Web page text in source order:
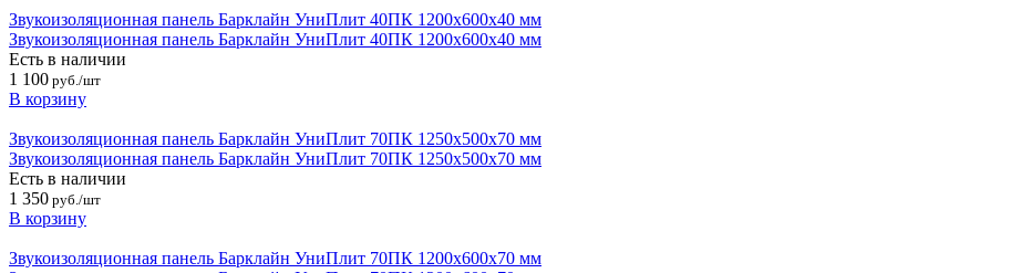
Звукоизоляционная панель Барклайн УниПлит 40ПК 1200х600х40 мм
Звукоизоляционная панель Барклайн УниПлит 40ПК 1200х600х40 мм
Есть в наличии
1 100 руб./шт
В корзину
Звукоизоляционная панель Барклайн УниПлит 70ПК 1250х500х70 мм
Звукоизоляционная панель Барклайн УниПлит 70ПК 1250х500х70 мм
Есть в наличии
1 350 руб./шт
В корзину
Звукоизоляционная панель Барклайн УниПлит 70ПК 1200х600х70 мм